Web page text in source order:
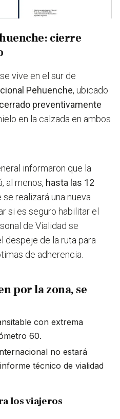
cierre
vive en el sur de
Pehuenche, ubicado
cerrado preventivamente
en la calzada en ambos
informaron que la
al menos, hasta las 12
realizará una nueva
si es seguro habilitar el
de Vialidad se
despeje de la ruta para
de adherencia.
por la zona, se
con extrema
60.
no estará
técnico de vialidad
los viajeros